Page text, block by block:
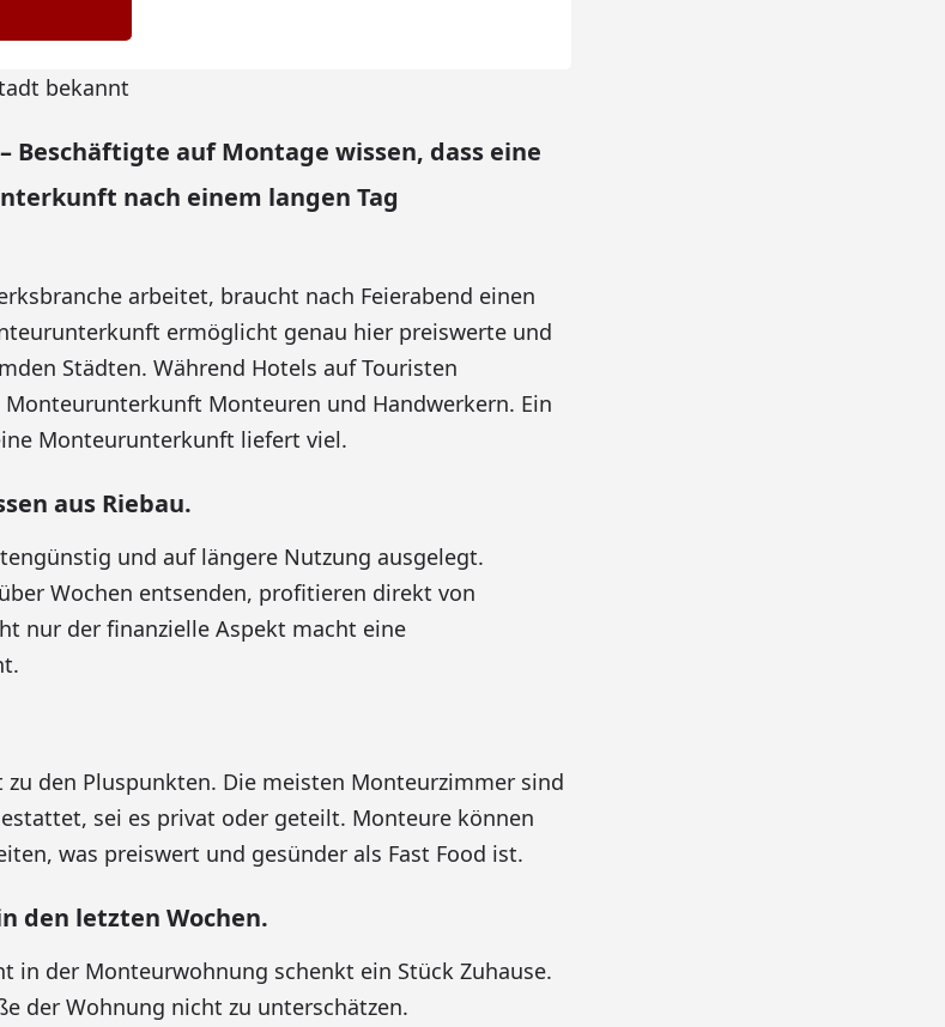
bekannt
Beschäftigte auf Montage wissen, dass eine
nach einem langen Tag
arbeitet, braucht nach Feierabend einen
ermöglicht genau hier preiswerte und
Städten. Während Hotels auf Touristen
Monteuren und Handwerkern. Ein
Monteurunterkunft liefert viel.
aus Riebau.
und auf längere Nutzung ausgelegt.
Wochen entsenden, profitieren direkt von
nur der finanzielle Aspekt macht eine
den Pluspunkten. Die meisten Monteurzimmer sind
sei es privat oder geteilt. Monteure können
was preiswert und gesünder als Fast Food ist.
den letzten Wochen.
in der Monteurwohnung schenkt ein Stück Zuhause.
der Wohnung nicht zu unterschätzen.